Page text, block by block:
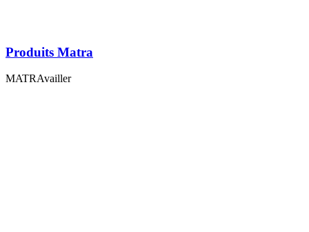
Produits Matra
MATRAvailler